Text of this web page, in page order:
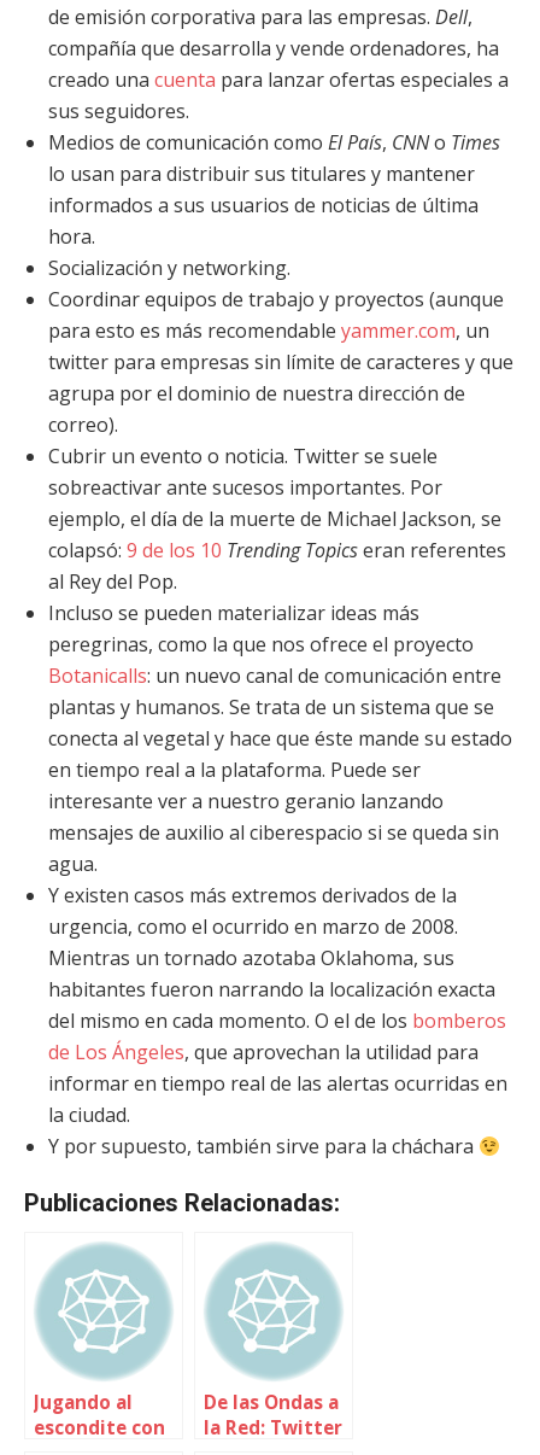
de emisión corporativa para las empresas. Dell,
compañía que desarrolla y vende ordenadores, ha
creado una cuenta para lanzar ofertas especiales a
sus seguidores.
Medios de comunicación como El País, CNNo Times
lo usan para distribuir sus titulares y mantener
informados a sus usuarios de noticias de última
hora.
Socialización y networking.
Coordinar equipos de trabajo y proyectos (aunque
para esto es más recomendable yammer.com, un
twitter para empresas sin límite de caracteres y que
agrupa por el dominio de nuestra dirección de
correo).
Cubrir un evento o noticia. Twitter se suele
sobreactivar ante sucesos importantes. Por
ejemplo, el día de la muerte de Michael Jackson, se
colapsó: 9 de los 10 Trending Topicseran referentes
al Rey del Pop.
Incluso se pueden materializar ideas más
peregrinas, como la que nos ofrece el proyecto
Botanicalls: un nuevo canal de comunicación entre
plantas y humanos. Se trata de un sistema que se
conecta al vegetal y hace que éste mande su estado
en tiempo real a la plataforma. Puede ser
interesante ver a nuestro geranio lanzando
mensajes de auxilio al ciberespacio si se queda sin
agua.
Y existen casos más extremos derivados de la
urgencia, como el ocurrido en marzo de 2008.
Mientras un tornado azotaba Oklahoma, sus
habitantes fueron narrando la localización exacta
del mismo en cada momento. O el de los bomberos
de Los Ángeles, que aprovechan la utilidad para
informar en tiempo real de las alertas ocurridas en
la ciudad.
Y por supuesto, también sirve para la cháchara
Publicaciones Relacionadas:
Jugando al
escondite con
De las Ondas a
la Red: Twitter